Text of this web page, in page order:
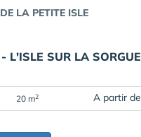
LA PETITE ISLE
L'ISLE SUR LA SORGUE
20 m2 A partir de